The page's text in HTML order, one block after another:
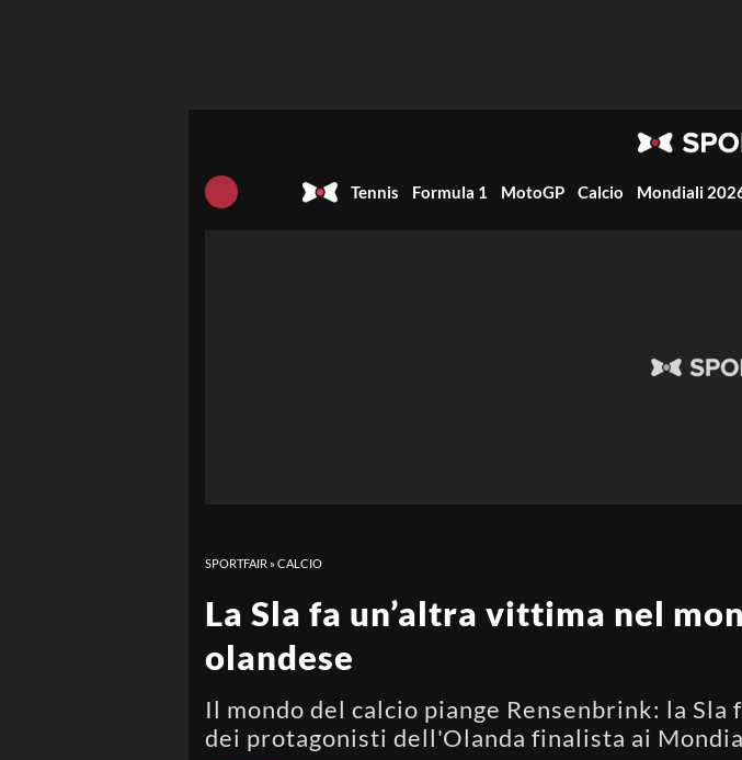
Tennis Formula 1 MotoGP Calcio Mondiali
SPORTFAIR »CALCIO
La Sla fa un’altra vittima nel
olandese
Il mondo del calcio piange Rensenbrink: la
dei protagonisti dell'Olanda finalista ai